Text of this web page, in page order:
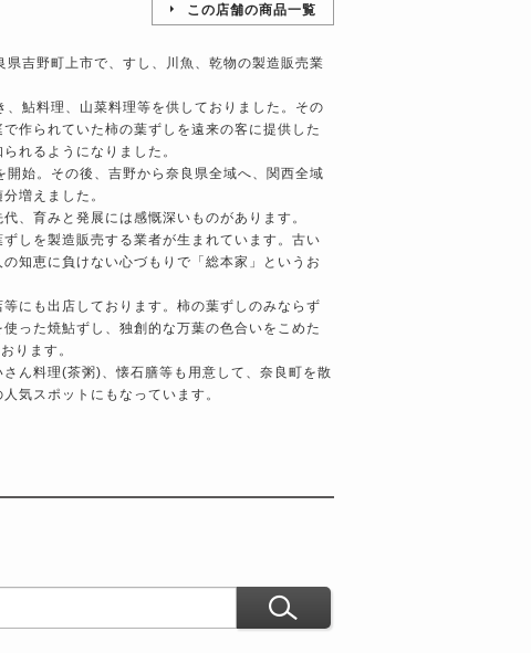
この店舗の商品一覧
吉野町上市で、すし、川魚、乾物の製造販売業
鮎料理、山菜料理等を供しておりました。その
作られていた柿の葉ずしを遠来の客に提供した
れるようになりました。
始。その後、吉野から奈良県全域へ、関西全域
増えました。
、育みと発展には感慨深いものがあります。
しを製造販売する業者が生まれています。古い
知恵に負けない心づもりで「総本家」というお
にも出店しております。柿の葉ずしのみならず
った焼鮎ずし、独創的な万葉の色合いをこめた
ります。
ん料理(茶粥)、懐石膳等も用意して、奈良町を散
気スポットにもなっています。